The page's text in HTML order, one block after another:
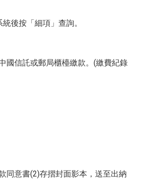
後按「細項」查詢。
國信託或郵局櫃檯繳款。(繳費紀錄
同意書(2)存摺封面影本，送至出納